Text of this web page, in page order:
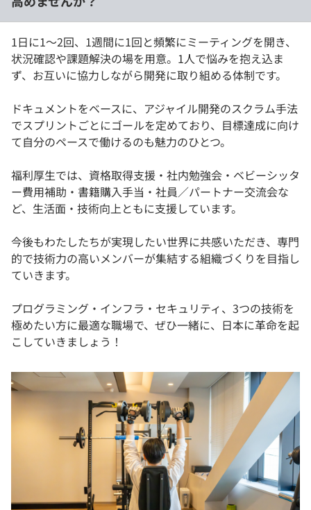
1日に1〜2回、1週間に1回と頻繁にミーティングを開き、
状況確認や課題解決の場を用意。1人で悩みを抱え込ま
ず、お互いに協力しながら開発に取り組める体制です。
ドキュメントをベースに、アジャイル開発のスクラム手法
でスプリントごとにゴールを定めており、目標達成に向け
て自分のペースで働けるのも魅力のひとつ。
福利厚生では、資格取得支援・社内勉強会・ベビーシッタ
ー費用補助・書籍購入手当・社員／パートナー交流会な
ど、生活面・技術向上ともに支援しています。
今後もわたしたちが実現したい世界に共感いただき、専門
的で技術力の高いメンバーが集結する組織づくりを目指し
ていきます。
プログラミング・インフラ・セキュリティ、3つの技術を
極めたい方に最適な職場で、ぜひ一緒に、日本に革命を起
こしていきましょう！